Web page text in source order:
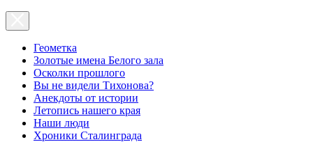
Геометка
Золотые имена Белого зала
Осколки прошлого
Вы не видели Тихонова?
Анекдоты от истории
Летопись нашего края
Наши люди
Хроники Сталинграда